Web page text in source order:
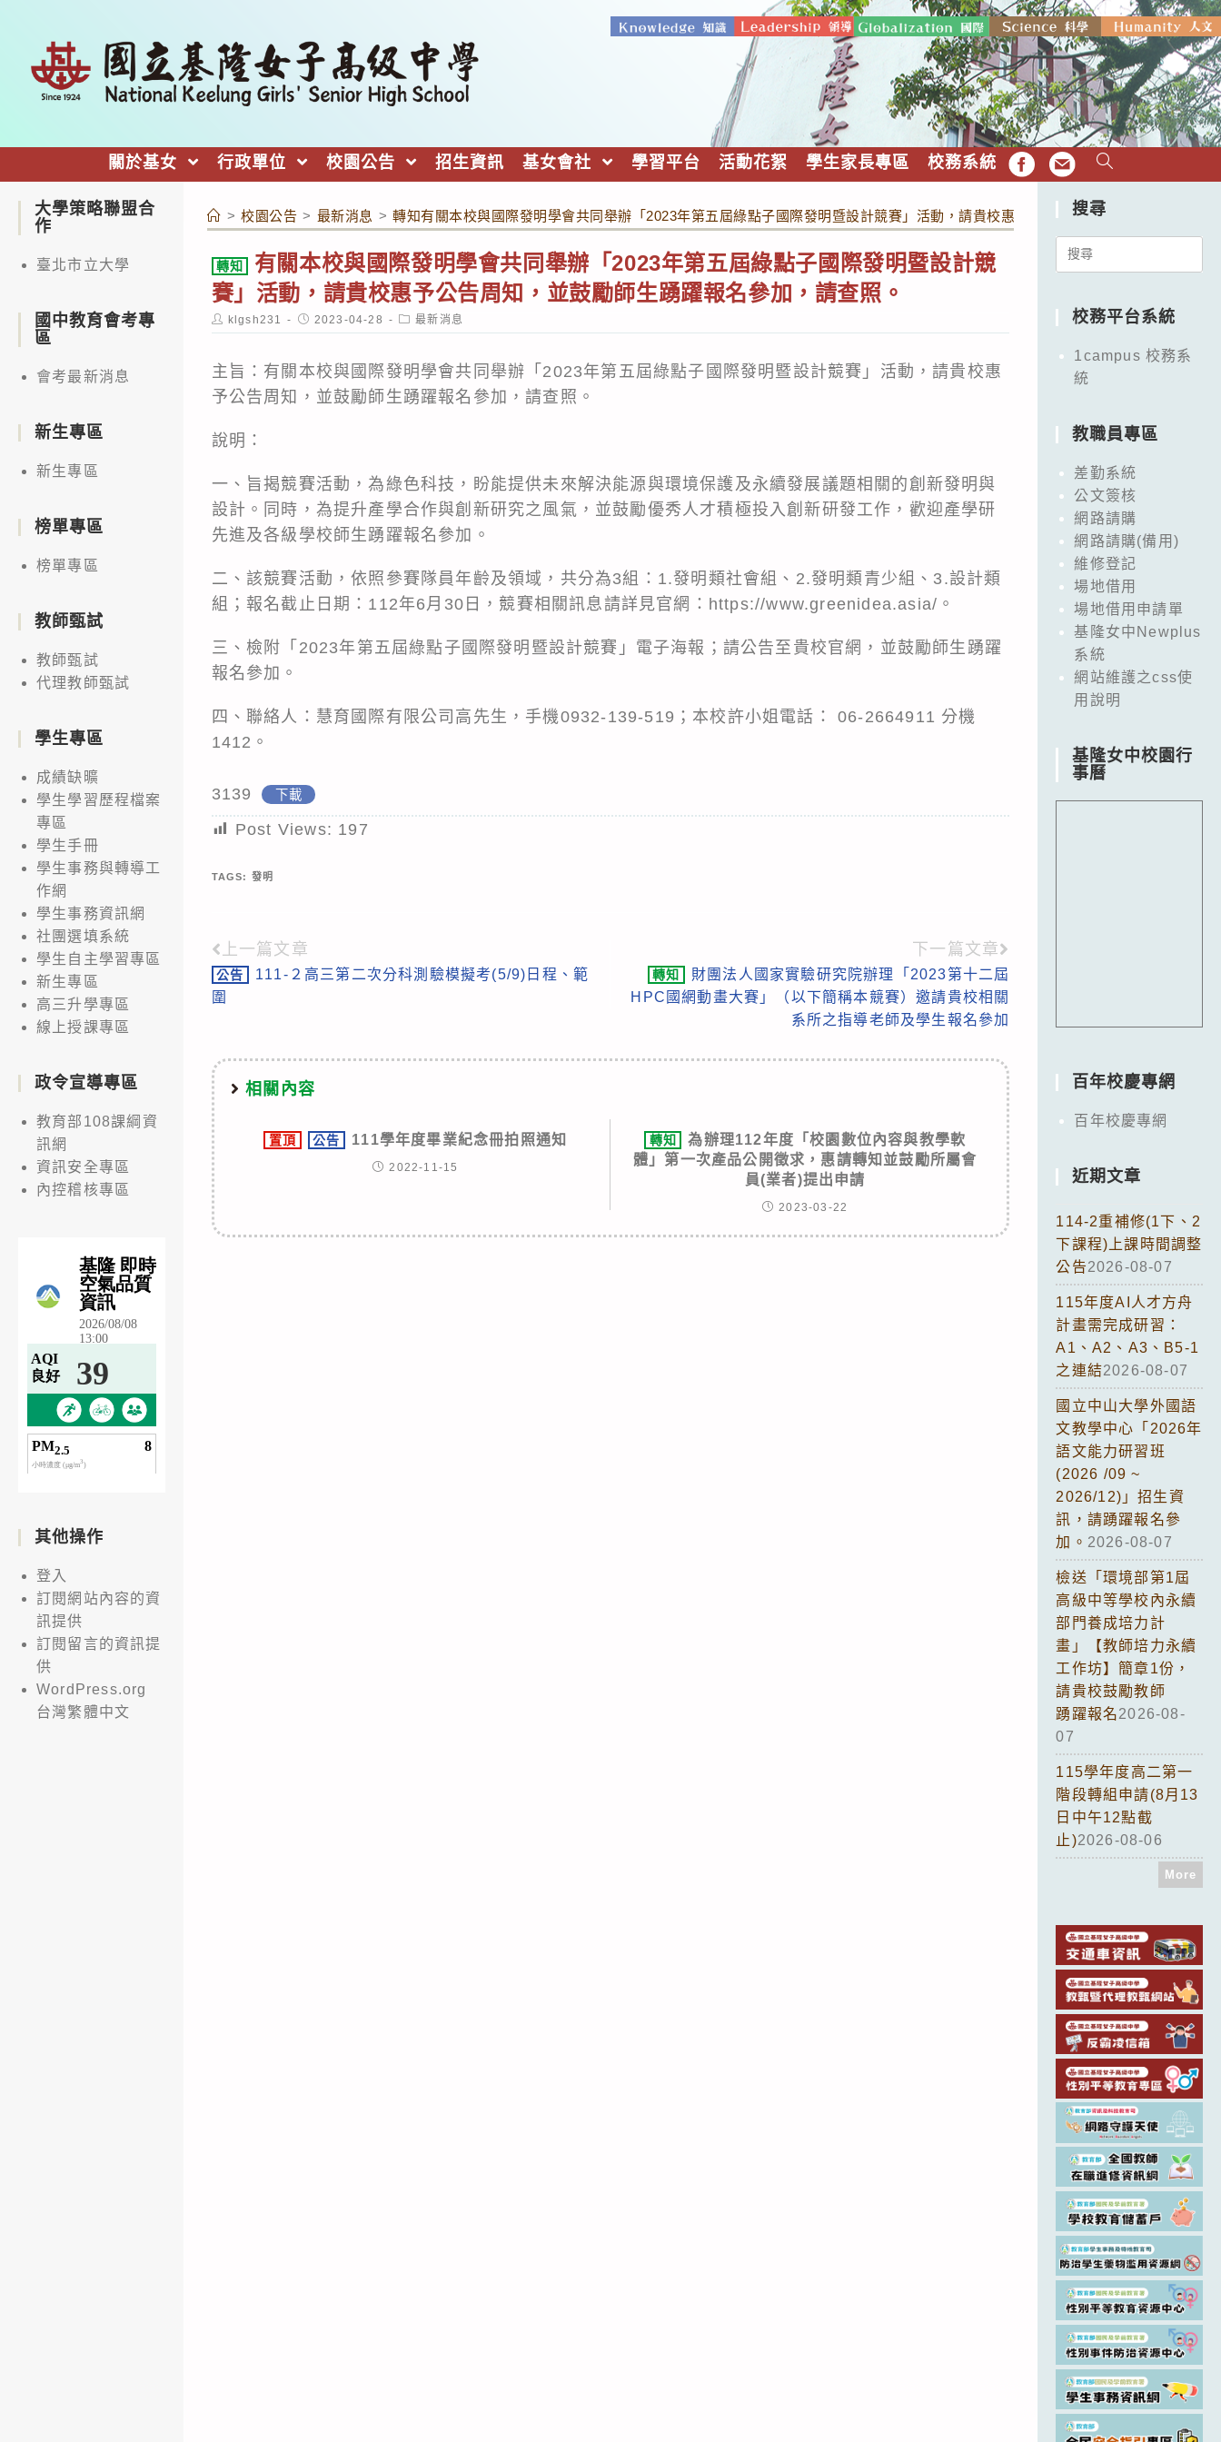
關於基女 行政單位 校園公告 招生資訊 基女會社 學習平台 活動花絮 學生家長專區 校務系統 FB EMAIL
> 校園公告 > 最新消息 > 轉知有關本校與國際發明學會共同舉辦「2023年第五屆綠點子國際發明暨設計競賽」活動，請貴校惠予公告周知，並鼓勵師生踴躍報
轉知
有關本校與國際發明學會共同舉辦「2023年第五屆綠點子國際發明暨設計競
賽」活動，請貴校惠予公告周知，並鼓勵師生踴躍報名參加，請查照。
Post
author:
klgsh231
Post
published:
2023-04-28
Post
category:
最新消息
主旨：有關本校與國際發明學會共同舉辦「2023年第五屆綠點子國際發明暨設計競賽」活動，請貴校惠
予公告周知，並鼓勵師生踴躍報名參加，請查照。
說明：
一、旨揭競賽活動，為綠色科技，盼能提供未來解決能源與環境保護及永續發展議題相關的創新發明與
設計。同時，為提升產學合作與創新研究之風氣，並鼓勵優秀人才積極投入創新研發工作，歡迎產學研
先進及各級學校師生踴躍報名參加。
二、該競賽活動，依照參賽隊員年齡及領域，共分為3組：1.發明類社會組、2.發明類青少組、3.設計類
組；報名截止日期：112年6月30日，競賽相關訊息請詳見官網：https://www.greenidea.asia/。
三、檢附「2023年第五屆綠點子國際發明暨設計競賽」電子海報；請公告至貴校官網，並鼓勵師生踴躍
報名參加。
四、聯絡人：慧育國際有限公司高先生，手機0932-139-519；本校許小姐電話： 06-2664911 分機
1412。
3139 下載
Post Views: 197
TAGS: 發明
Read
more
上一篇文章
公告
111-２高三第二次分科測驗模擬考(5/9)日程、範
圍
下一篇文章
轉知
財團法人國家實驗研究院辦理「2023第十二屆
HPC國網動畫大賽」（以下簡稱本競賽）邀請貴校相關
系所之指導老師及學生報名參加
相關內容
置頂 公告 111學年度畢業紀念冊拍照通知
2022-11-15
轉知
為辦理112年度「校園數位內容與教學軟
體」第一次產品公開徵求，惠請轉知並鼓勵所屬會
員(業者)提出申請
2023-03-22
大學策略聯盟合
作
臺北市立大學
國中教育會考專
區
會考最新消息
新生專區
新生專區
榜單專區
榜單專區
教師甄試
教師甄試
代理教師甄試
學生專區
成績缺曠
學生學習歷程檔案
專區
學生手冊
學生事務與轉導工
作網
學生事務資訊網
社團選填系統
學生自主學習專區
新生專區
高三升學專區
線上授課專區
政令宣導專區
教育部108課綱資
訊網
資訊安全專區
內控稽核專區
其他操作
登入
訂閱網站內容的資
訊提供
訂閱留言的資訊提
供
WordPress.org
台灣繁體中文
搜尋
Search
校務平台系統
1campus 校務系
統
教職員專區
差勤系統
公文簽核
網路請購
網路請購(備用)
維修登記
場地借用
場地借用申請單
基隆女中Newplus
系統
網站維護之css使
用說明
基隆女中校園行
事曆
百年校慶專網
百年校慶專網
近期文章
114-2重補修(1下、2
下課程)上課時間調整
公告2026-08-07
115年度AI人才方舟
計畫需完成研習：
A1、A2、A3、B5-1
之連結2026-08-07
國立中山大學外國語
文教學中心「2026年
語文能力研習班
(2026 /09 ~
2026/12)」招生資
訊，請踴躍報名參
加。 2026-08-07
檢送「環境部第1屆
高級中等學校內永續
部門養成培力計
畫」【教師培力永續
工作坊】簡章1份，
請貴校鼓勵教師
踴躍報名2026-08-
07
115學年度高二第一
階段轉組申請(8月13
日中午12點截
止)2026-08-06
More